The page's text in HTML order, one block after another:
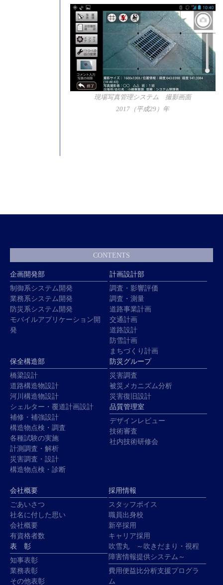
現場写真管理システム 撮影画面
2017（平成29）年
CONTENTS
企画開発部
制御系システム開発
業務系システム開発
防災系システム開発
モバイルアプリケーション開
発
計画設計部
調査・影響評価
調査・測量
道路事業計画
交通計画
道路設計
防雪計画
まちづくり計画
保全構造部
橋梁設計
道路構造物設計
河川構造物設計
シェルター・覆道計画設計
補修・補強設計
構造物点検・調査
各種試験の実施
計測調査・解析
災害調査・設計
構造物点検・診断
防災グループ
災害調査
被災メカニズム分析
災害復旧設計
品質管理室
デザインレビュー
技術審査
社内技術研修会
会社概要
ごあいさつ
社名に付した思い
会社概要
有資格者数
採用情報
スタッフボイス
職員出身校
新卒採用
キャリア採用
表 彰
知事表彰
業務表彰
その他表彰
吹雪丸 ～吹きだまり・視程
障害情報提供システム～
費用便益比分析支援プログラ
ム